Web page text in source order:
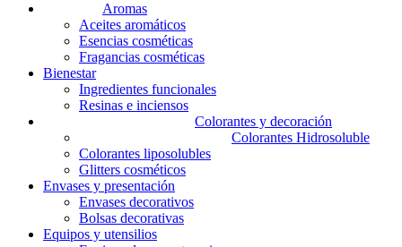
Aromas
Aceites aromáticos
Esencias cosméticas
Fragancias cosméticas
Bienestar
Ingredientes funcionales
Resinas e inciensos
Colorantes y decoración
Colorantes Hidrosoluble
Colorantes liposolubles
Glitters cosméticos
Envases y presentación
Envases decorativos
Bolsas decorativas
Equipos y utensilios